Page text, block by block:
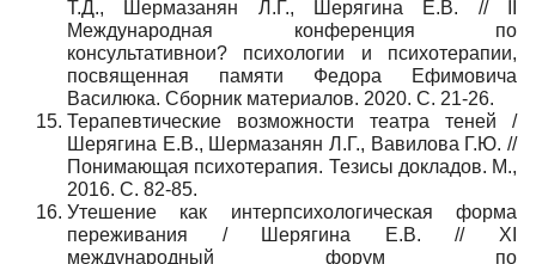
Т.Д., Шермазанян Л.Г., Шерягина Е.В. // II
Международная конференция по
консультативнои? психологии и психотерапии,
посвященная памяти Федора Ефимовича
Василюка. Cборник материалов. 2020. С. 21-26.
Терапевтические возможности театра теней /
Шерягина Е.В., Шермазанян Л.Г., Вавилова Г.Ю. //
Понимающая психотерапия. Тезисы докладов. М.,
2016. С. 82-85.
Утешение как интерпсихологическая форма
переживания / Шерягина Е.В. // XI
международный форум по